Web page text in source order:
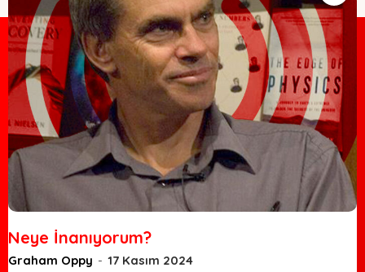
Neye İnanıyorum?
Graham Oppy - 17 Kasım 2024